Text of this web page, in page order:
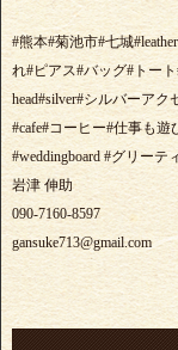
#熊本#菊池市#七城
れ#ピアス#バッグ#トー
head#silver#シルバーア
#cafe#コーヒー#仕事も
#weddingboard #グリーテ
岩津 伸助
090-7160-8597
gansuke713@gmail.com